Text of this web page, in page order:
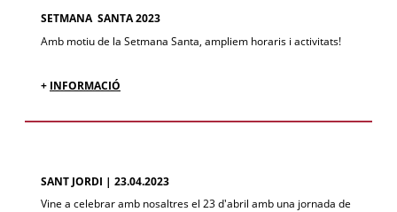
SETMANA SANTA 2023
Amb motiu de la Setmana Santa, ampliem horaris i activitats!
+ INFORMACIÓ
SANT JORDI | 23.04.2023
Vine a celebrar amb nosaltres el 23 d'abril amb una jornada de